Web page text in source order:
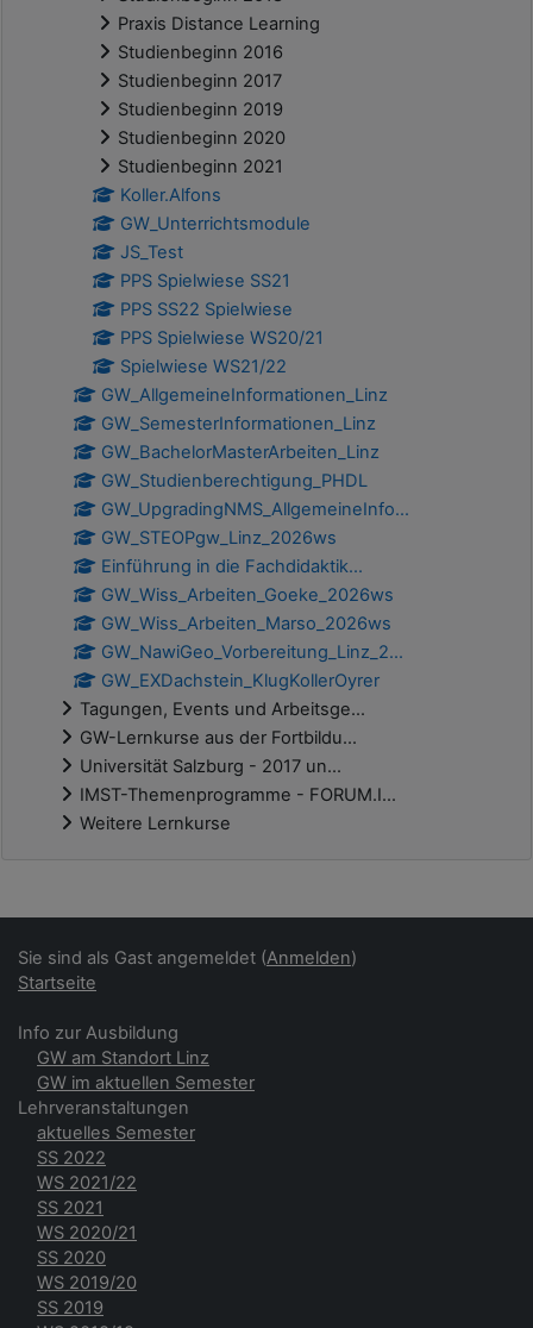
Praxis Distance Learning
Studienbeginn 2016
Studienbeginn 2017
Studienbeginn 2019
Studienbeginn 2020
Studienbeginn 2021
Koller.Alfons
GW_Unterrichtsmodule
JS_Test
PPS Spielwiese SS21
PPS SS22 Spielwiese
PPS Spielwiese WS20/21
Spielwiese WS21/22
GW_AllgemeineInformationen_Linz
GW_SemesterInformationen_Linz
GW_BachelorMasterArbeiten_Linz
GW_Studienberechtigung_PHDL
GW_UpgradingNMS_AllgemeineInfo...
GW_STEOPgw_Linz_2026ws
Einführung in die Fachdidaktik...
GW_Wiss_Arbeiten_Goeke_2026ws
GW_Wiss_Arbeiten_Marso_2026ws
GW_NawiGeo_Vorbereitung_Linz_2...
GW_EXDachstein_KlugKollerOyrer
Tagungen, Events und Arbeitsge...
GW-Lernkurse aus der Fortbildu...
Universität Salzburg - 2017 un...
IMST-Themenprogramme - FORUM.I...
Weitere Lernkurse
Ergänzungsblöcke
Sie sind als Gast angemeldet (Anmelden)
Startseite
Info zur Ausbildung
GW am Standort Linz
GW im aktuellen Semester
Lehrveranstaltungen
aktuelles Semester
SS 2022
WS 2021/22
SS 2021
WS 2020/21
SS 2020
WS 2019/20
SS 2019